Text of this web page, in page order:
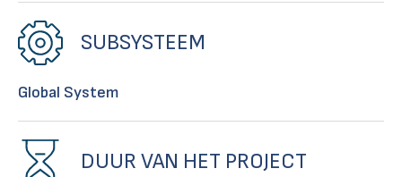
SUBSYSTEEM
Global System
DUUR VAN HET PROJECT